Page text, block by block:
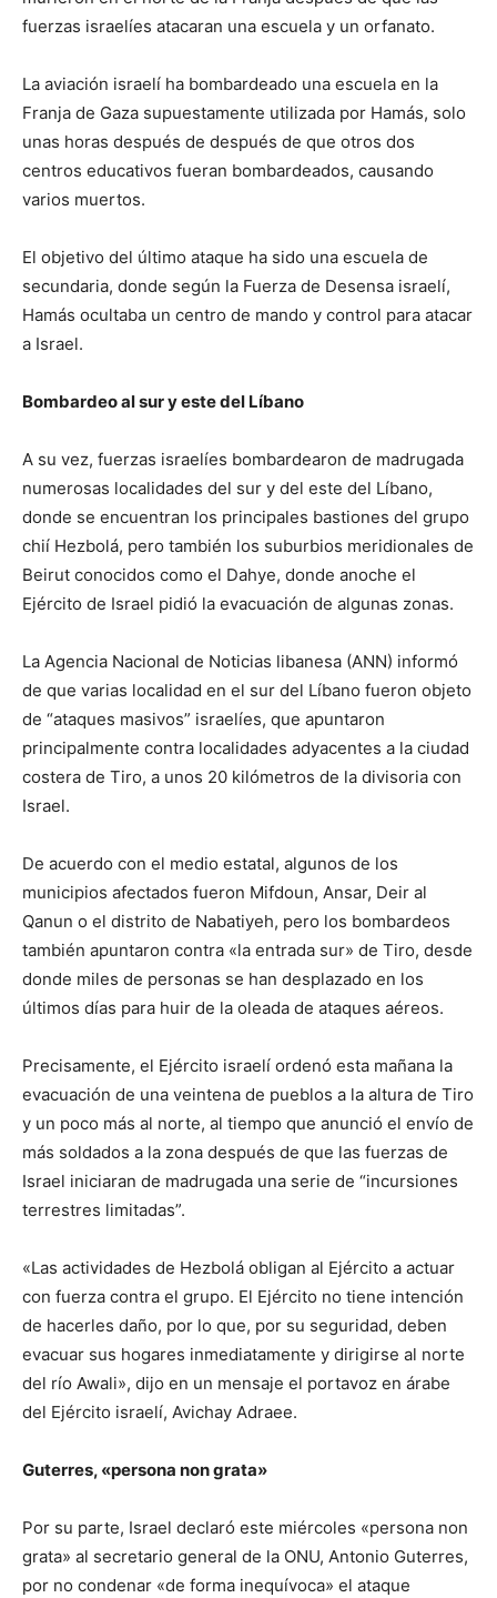
fuerzas israelíes atacaran una escuela y un orfanato.
La aviación israelí ha bombardeado una escuela en la
Franja de Gaza supuestamente utilizada por Hamás, solo
unas horas después de después de que otros dos
centros educativos fueran bombardeados, causando
varios muertos.
El objetivo del último ataque ha sido una escuela de
secundaria, donde según la Fuerza de Desensa israelí,
Hamás ocultaba un centro de mando y control para atacar
a Israel.
Bombardeo al sur y este del Líbano
A su vez, fuerzas israelíes bombardearon de madrugada
numerosas localidades del sur y del este del Líbano,
donde se encuentran los principales bastiones del grupo
chií Hezbolá, pero también los suburbios meridionales de
Beirut conocidos como el Dahye, donde anoche el
Ejército de Israel pidió la evacuación de algunas zonas.
La Agencia Nacional de Noticias libanesa (ANN) informó
de que varias localidad en el sur del Líbano fueron objeto
de “ataques masivos” israelíes, que apuntaron
principalmente contra localidades adyacentes a la ciudad
costera de Tiro, a unos 20 kilómetros de la divisoria con
Israel.
De acuerdo con el medio estatal, algunos de los
municipios afectados fueron Mifdoun, Ansar, Deir al
Qanun o el distrito de Nabatiyeh, pero los bombardeos
también apuntaron contra «la entrada sur» de Tiro, desde
donde miles de personas se han desplazado en los
últimos días para huir de la oleada de ataques aéreos.
Precisamente, el Ejército israelí ordenó esta mañana la
evacuación de una veintena de pueblos a la altura de Tiro
y un poco más al norte, al tiempo que anunció el envío de
más soldados a la zona después de que las fuerzas de
Israel iniciaran de madrugada una serie de “incursiones
terrestres limitadas”.
«Las actividades de Hezbolá obligan al Ejército a actuar
con fuerza contra el grupo. El Ejército no tiene intención
de hacerles daño, por lo que, por su seguridad, deben
evacuar sus hogares inmediatamente y dirigirse al norte
del río Awali», dijo en un mensaje el portavoz en árabe
del Ejército israelí, Avichay Adraee.
Guterres, «persona non grata»
Por su parte, Israel declaró este miércoles «persona non
grata» al secretario general de la ONU, Antonio Guterres,
por no condenar «de forma inequívoca» el ataque